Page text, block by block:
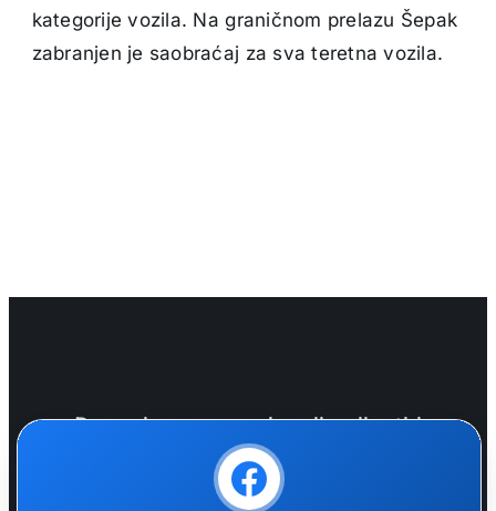
kategorije vozila. Na graničnom prelazu Šepak
zabranjen je saobraćaj za sva teretna vozila.
Donosimo vam najnovije vijesti i
informacije, svaki dan!